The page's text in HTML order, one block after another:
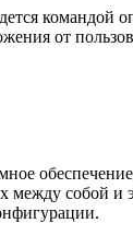
от
между